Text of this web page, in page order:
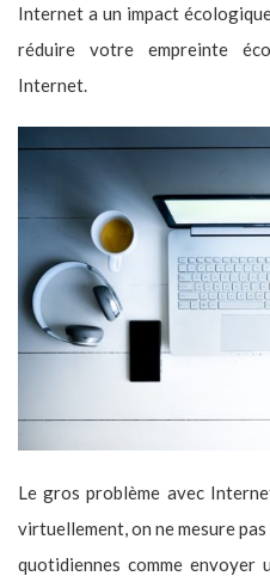
Internet a un impact
réduire votre empreinte
Internet.
Le gros problème avec
virtuellement, on ne mesure
quotidiennes comme